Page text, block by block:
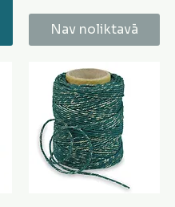
Nav noliktavā